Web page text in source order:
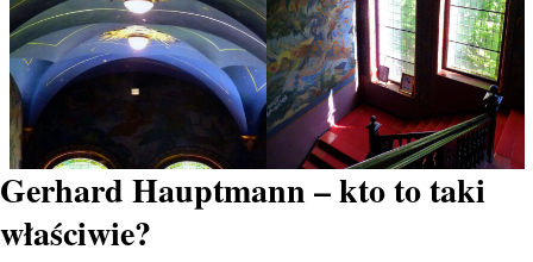
Gerhard Hauptmann – kto to taki
właściwie?